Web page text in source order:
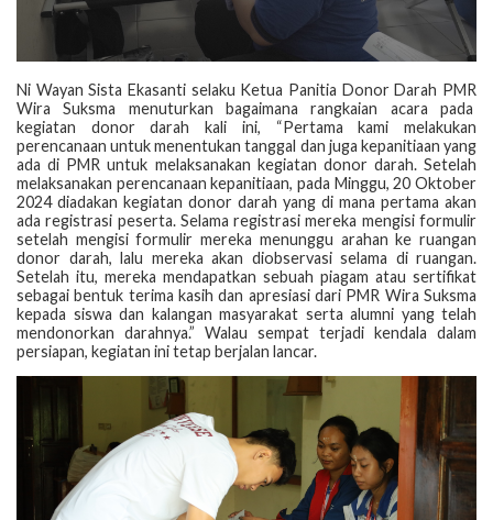
Ni Wayan Sista Ekasanti selaku Ketua Panitia Donor Darah PMR
Wira Suksma menuturkan bagaimana rangkaian acara pada
kegiatan donor darah kali ini, “Pertama kami melakukan
perencanaan untuk menentukan tanggal dan juga kepanitiaan yang
ada di PMR untuk melaksanakan kegiatan donor darah. Setelah
melaksanakan perencanaan kepanitiaan, pada Minggu, 20 Oktober
2024 diadakan kegiatan donor darah yang di mana pertama akan
ada registrasi peserta. Selama registrasi mereka mengisi formulir
setelah mengisi formulir mereka menunggu arahan ke ruangan
donor darah, lalu mereka akan diobservasi selama di ruangan.
Setelah itu, mereka mendapatkan sebuah piagam atau sertifikat
sebagai bentuk terima kasih dan apresiasi dari PMR Wira Suksma
kepada siswa dan kalangan masyarakat serta alumni yang telah
mendonorkan darahnya.” Walau sempat terjadi kendala dalam
persiapan, kegiatan ini tetap berjalan lancar.